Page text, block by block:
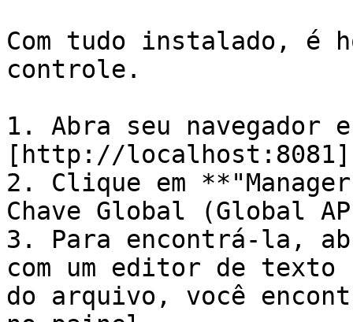
Com tudo instalado, é
controle.
1. Abra seu navegador
[http://
2. Clique em
Chave Global (Global
3. Para encontrá-la,
com um editor de
do arquivo, você